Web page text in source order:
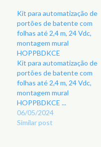
Kit para automatização de
portões de batente com
folhas até 2,4 m, 24 Vdc,
montagem mural
HOPPBDKCE
Kit para automatização de
portões de batente com
folhas até 2,4 m, 24 Vdc,
montagem mural
HOPPBDKCE ...
06/05/2024
Similar post